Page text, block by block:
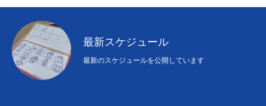
最新スケジュール
最新のスケジュールを公開しています